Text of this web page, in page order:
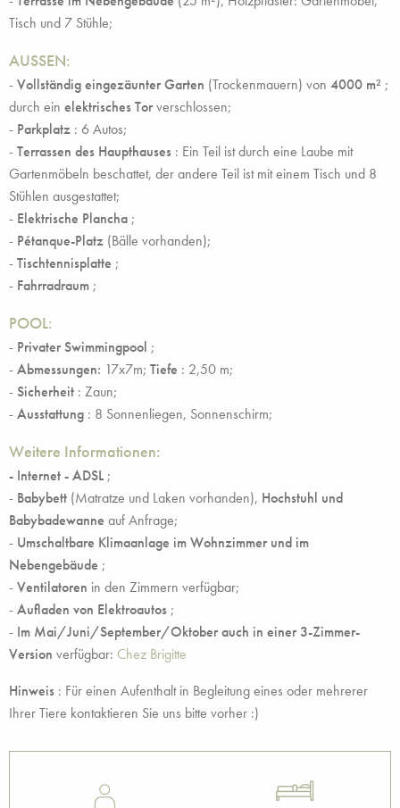
Tisch und 7 Stühle;
AUSSEN:
-Vollständig eingezäunterGarten (Trockenmauern) von 4000 m² ;
durch ein elektrisches Torverschlossen;
- Parkplatz : 6 Autos;
-Terrassen des Haupthauses : Ein Teil ist durch eine Laube mit
Gartenmöbeln beschattet, der andere Teil ist mit einem Tisch und 8
Stühlen ausgestattet;
- Elektrische Plancha ;
- Pétanque-Platz (Bälle vorhanden);
-Tischtennisplatte ;
- Fahrradraum ;
POOL:
- Privater Swimmingpool ;
-Abmessungen: 17x7m; Tiefe : 2,50 m;
-Sicherheit : Zaun;
-Ausstattung : 8 Sonnenliegen, Sonnenschirm;
Weitere Informationen:
- Internet- ADSL ;
- Babybett (Matratze und Laken vorhanden), Hochstuhl und
Babybadewanne auf Anfrage;
- Umschaltbare Klimaanlage im Wohnzimmer und im
Nebengebäude ;
-Ventilatoren in den Zimmern verfügbar;
-Aufladen von Elektroautos ;
- Im Mai/Juni/September/Oktober auch in einer 3-Zimmer-
Version verfügbar: Chez Brigitte
Hinweis : Für einen Aufenthalt in Begleitung eines oder mehrerer
Ihrer Tiere kontaktieren Sie uns bitte vorher :)